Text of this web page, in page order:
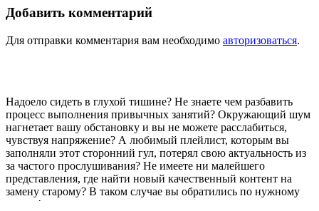
Добавить комментарий
Для отправки комментария вам необходимо авторизоваться.
Надоело сидеть в глухой тишине? Не знаете чем разбавить
процесс выполнения привычных занятий? Окружающий шум
нагнетает вашу обстановку и вы не можете расслабиться,
чувствуя напряжение? А любимый плейлист, которым вы
заполняли этот сторонний гул, потерял свою актуальность из
за частого прослушивания? Не имеете ни малейшего
представления, где найти новый качественный контент на
замену старому? В таком случае вы обратились по нужному
адресу!